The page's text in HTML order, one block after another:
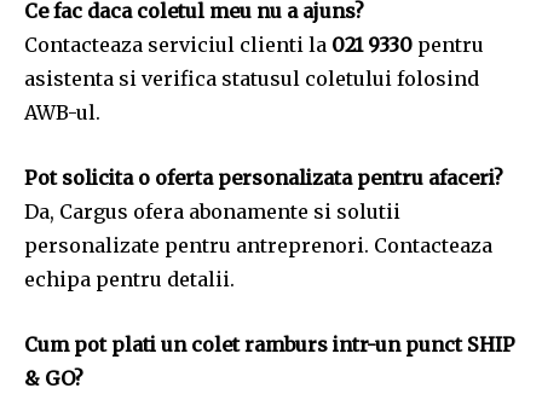
Ce fac daca coletul meu nu a ajuns?
Contacteaza serviciul clienti la 021 9330 pentru
asistenta si verifica statusul coletului folosind
AWB-ul.
Pot solicita o oferta personalizata pentru afaceri?
Da, Cargus ofera abonamente si solutii
personalizate pentru antreprenori. Contacteaza
echipa pentru detalii.
Cum pot plati un colet ramburs intr-un punct SHIP
& GO?